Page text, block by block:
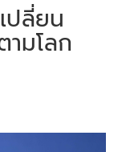
ปลี่ยน
มโลก